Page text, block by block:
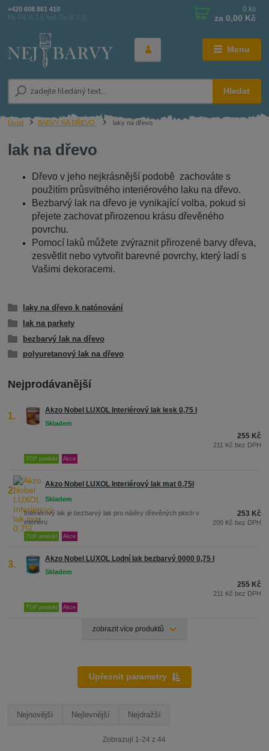
Menu
Hledat
+420 608 861 410
Po-Pá 8-16 hod (So 8-12)
0 ks
za 0,00 Kč
Úvod BARVY NA DŘEVO laky na dřevo
lak na dřevo
Dřevo v jeho nejkrásnější podobě zachováte s
použitím průsvitného interiérového laku na dřevo.
Bezbarvý lak na dřevo je vynikající volba, pokud si
přejete zachovat přirozenou krásu dřevěného
povrchu.
Pomocí laků můžete zvýraznit přirozené barvy dřeva,
zesvětlit nebo vytvořit barevné povrchy, který ladí s
Vašimi dekoracemi.
laky na dřevo k natónování
lak na parkety
bezbarvý lak na dřevo
polyuretanový lak na dřevo
Nejprodávanější
1.
Akzo Nobel LUXOL Interiérový lak lesk 0,75 l
TOP produkt Akce
255 Kč
211 Kč bez DPH
2.
Akzo Nobel LUXOL Interiérový lak mat 0,75l
Interiérový lak je bezbarvý lak pro nátěry dřevěných ploch v
interiéru
TOP produkt Akce
253 Kč
209 Kč bez DPH
3.
Akzo Nobel LUXOL Lodní lak bezbarvý 0000 0,75 l
TOP produkt Akce
255 Kč
211 Kč bez DPH
zobrazit více produktů
Upřesnit parametry
Nejnovější Nejlevnější Nejdražší
Zobrazuji 1-24 z 44